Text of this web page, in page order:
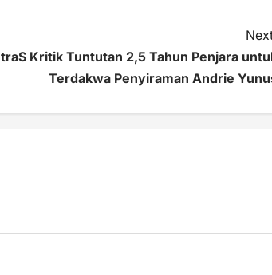
Kritik Tuntutan 2,5 Tahun Penjara
Terdakwa Penyiraman Andrie